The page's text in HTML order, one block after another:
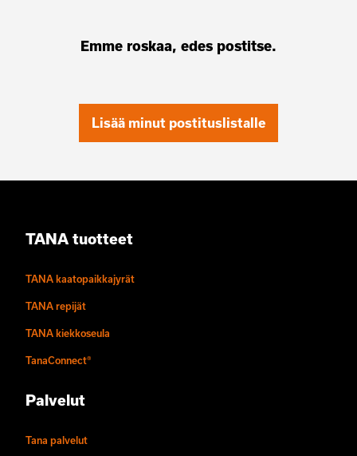
Emme roskaa, edes postitse.
Lisää minut postituslistalle
TANA tuotteet
TANA kaatopaikkajyrät
TANA repijät
TANA kiekkoseula
TanaConnect®
Palvelut
Tana palvelut